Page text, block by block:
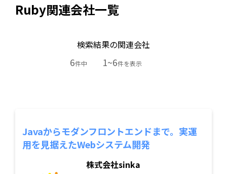
Ruby関連会社一覧
検索結果の関連会社
6件中 1~6件を表示
Javaからモダンフロントエンドまで。実運
用を見据えたWebシステム開発
株式会社sinka